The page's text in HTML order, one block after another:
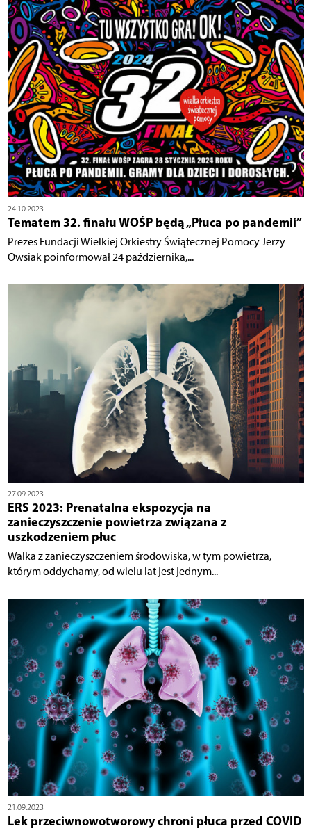
24.10.2023
Tematem 32. finału WOŚP będą „Płuca po pandemii”
Prezes Fundacji Wielkiej Orkiestry Świątecznej Pomocy Jerzy
Owsiak poinformował 24 października,...
27.09.2023
ERS 2023: Prenatalna ekspozycja na
zanieczyszczenie powietrza związana z
uszkodzeniem płuc
Walka z zanieczyszczeniem środowiska, w tym powietrza,
którym oddychamy, od wielu lat jest jednym...
21.09.2023
Lek przeciwnowotworowy chroni płuca przed COVID